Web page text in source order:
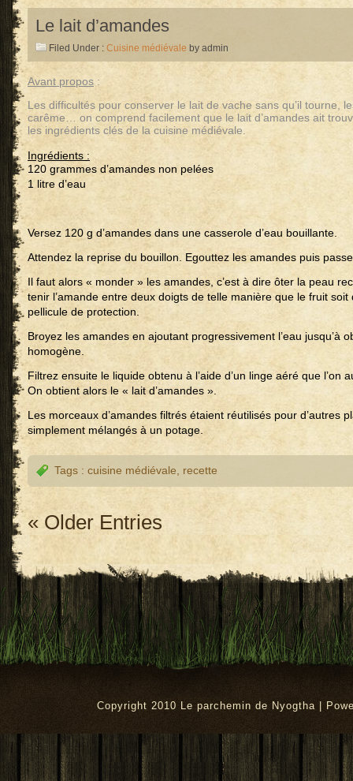
Le lait d’amandes
Filed Under : Cuisine médiévale by admin
Avant propos :
Les difficultés pour conserver le lait de vache sans qu’il tourne,
carême… on comprend facilement que le lait d’amandes ait
les ingrédients clés de la cuisine médiévale.
Ingrédients :
120 grammes d’amandes non pelées
1 litre d’eau
Versez 120 g d’amandes dans une casserole d’eau bouillante.
Attendez la reprise du bouillon. Egouttez les amandes puis
Il faut alors « monder » les amandes, c’est à dire ôter la peau
tenir l’amande entre deux doigts de telle manière que le fruit
pellicule de protection.
Broyez les amandes en ajoutant progressivement l’eau jusqu’à
homogène.
Filtrez ensuite le liquide obtenu à l’aide d’un linge aéré que l’on
On obtient alors le « lait d’amandes ».
Les morceaux d’amandes filtrés étaient réutilisés pour d’autres
simplement mélangés à un potage.
Tags : cuisine médiévale recette
« Older Entries
Copyright 2010 Le parchemin de Nyogtha |